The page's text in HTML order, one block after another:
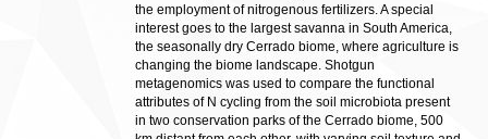
the employment of nitrogenous fertilizers. A special
interest goes to the largest savanna in South America,
the seasonally dry Cerrado biome, where agriculture is
changing the biome landscape. Shotgun
metagenomics was used to compare the functional
attributes of N cycling from the soil microbiota present
in two conservation parks of the Cerrado biome, 500